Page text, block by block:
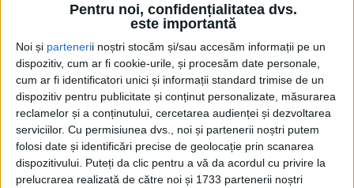
Pentru noi, confidențialitatea dvs.
este importantă
Noi și partenerii noștri stocăm și/sau accesăm informații pe un
dispozitiv, cum ar fi cookie-urile, și procesăm date personale,
cum ar fi identificatori unici și informații standard trimise de un
dispozitiv pentru publicitate și conținut personalizate, măsurarea
reclamelor și a conținutului, cercetarea audienței și dezvoltarea
serviciilor. Cu permisiunea dvs., noi și partenerii noștri putem
folosi date și identificări precise de geolocație prin scanarea
dispozitivului. Puteți da clic pentru a vă da acordul cu privire la
prelucrarea realizată de către noi și 1733 partenerii noștri
cărților de identitate
electronice
28 MAI, 2025